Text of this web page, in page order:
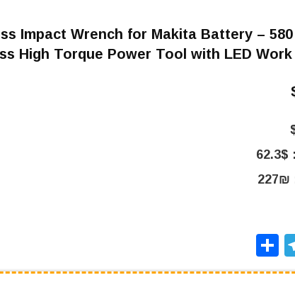
Impact Wrench for Makita Battery –
High Torque Power Tool with LED
T
el
h